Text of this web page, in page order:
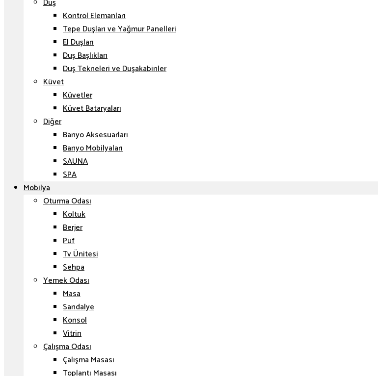
Duş
Kontrol Elemanları
Tepe Duşları ve Yağmur Panelleri
El Duşları
Duş Başlıkları
Duş Tekneleri ve Duşakabinler
Küvet
Küvetler
Küvet Bataryaları
Diğer
Banyo Aksesuarları
Banyo Mobilyaları
SAUNA
SPA
Mobilya
Oturma Odası
Koltuk
Berjer
Puf
Tv Ünitesi
Sehpa
Yemek Odası
Masa
Sandalye
Konsol
Vitrin
Çalışma Odası
Çalışma Masası
Toplantı Masası